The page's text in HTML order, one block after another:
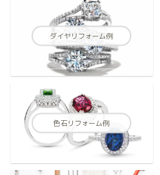
ダイヤリフォーム例
色石リフォーム例